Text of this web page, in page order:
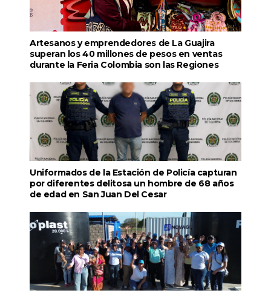
Artesanos y emprendedores de La Guajira
superan los 40 millones de pesos en ventas
durante la Feria Colombia son las Regiones
Uniformados de la Estación de Policía capturan
por diferentes delitosa un hombre de 68 años
de edad en San Juan Del Cesar